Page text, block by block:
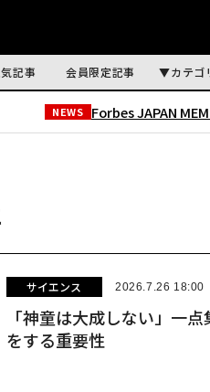
気記事 会員限定記事 カテゴ
NEWS Forbes JAPAN
サイエンス 2026.7.26 18:00
「神童は大成しない」一
をする重要性